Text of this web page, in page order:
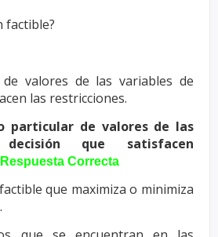
factible?
valores de las variables de
las restricciones.
particular de valores de las
que satisfacen
Respuesta Correcta
que maximiza o minimiza